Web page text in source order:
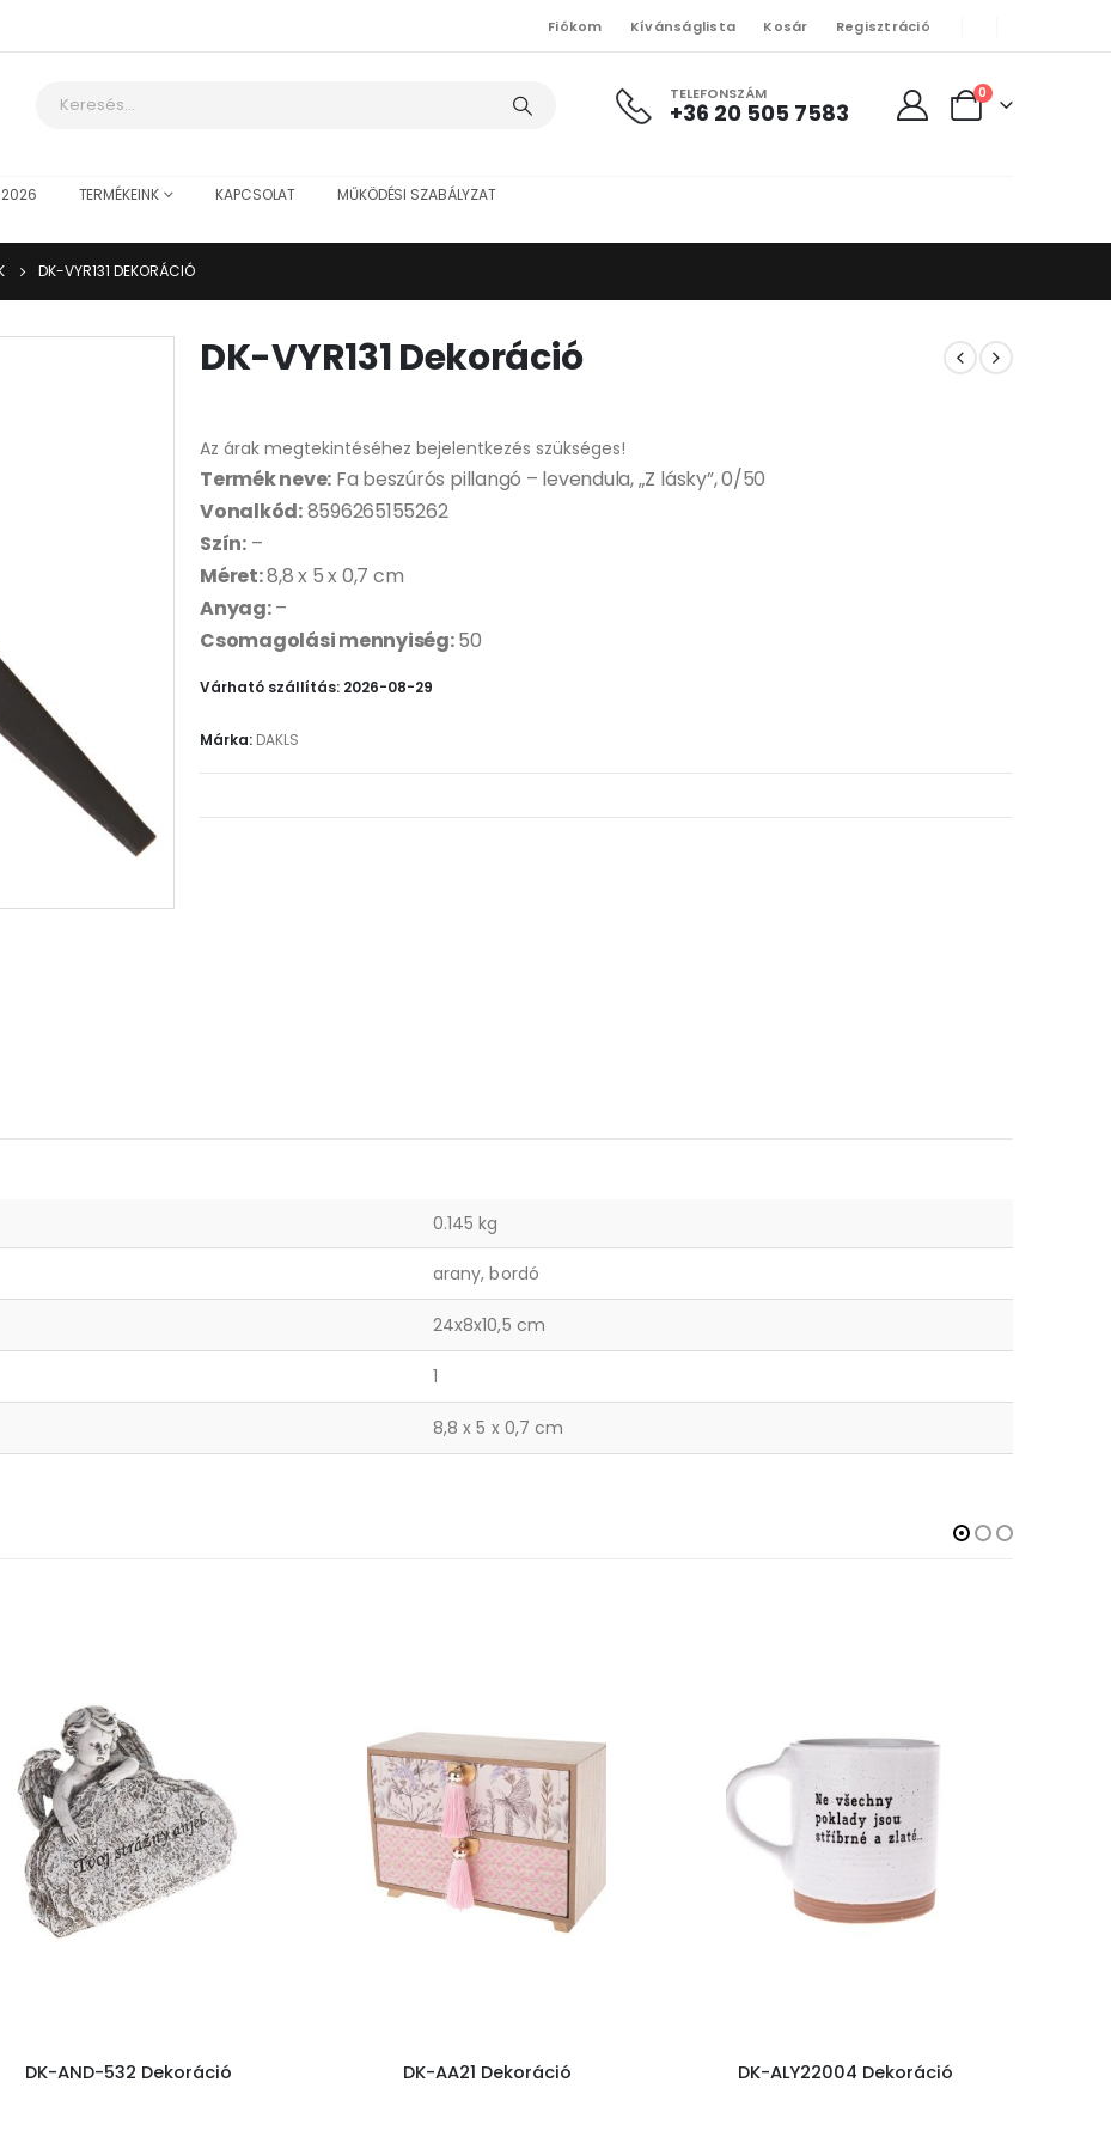
Fiókom Kívánságlista Kosár Regisztráció
TELEFONSZÁM
+36 20 505 7583
0
2026 TERMÉKEINK KAPCSOLAT MŰKÖDÉSI SZABÁLYZAT
DK-VYR131 DEKORÁCIÓ
DK-VYR131 Dekoráció
Az árak megtekintéséhez bejelentkezés szükséges!
Termék neve: Fa beszúrós pillangó – levendula, „Z lásky”, 0/50
Vonalkód:8596265155262
Szín:–
Méret:8,8 x 5 x 0,7 cm
Anyag:–
Csomagolási mennyiség:50
Várható szállítás: 2026-08-29
Márka: DAKLS
0.145 kg
arany, bordó
24x8x10,5 cm
1
8,8 x 5 x 0,7 cm
DK-AND-532 Dekoráció DK-AA21 Dekoráció DK-ALY22004 Dekoráció